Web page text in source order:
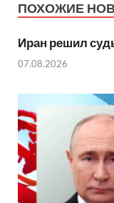
ПОХОЖИЕ
Иран решил
07.08.2026